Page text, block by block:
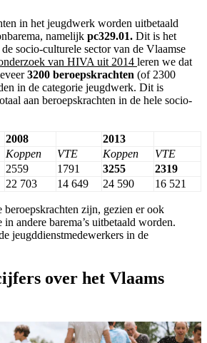
in het jeugdwerk worden uitbetaald
namelijk pc329.01. Dit is het
socio-culturele sector van de Vlaamse
van HIVA uit 2014 leren we dat
3200 beroepskrachten (of 2300
in de categorie jeugdwerk. Dit is
aan beroepskrachten in de hele socio-
2008
2013
Koppen
VTE Koppen
VTE
2559 1791 3255
2319
22 703 14 649 24 590 16 521
zijn, gezien er ook
andere barema’s uitbetaald worden.
jeugddienstmedewerkers in de
over het Vlaams